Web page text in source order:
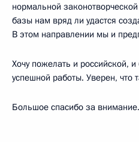
нормальной
базы нам вряд ли удастся
В этом направлении мы и
Хочу пожелать и российской,
успешной работы. Уверен, что
Большое спасибо за внимание.